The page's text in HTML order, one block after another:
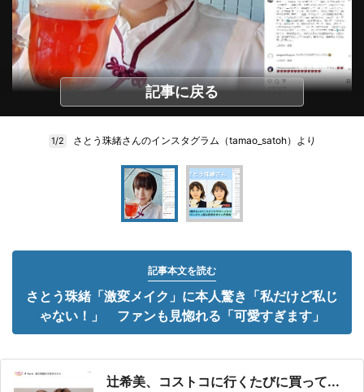
記事に戻る
1/2 さとう珠緒さんのインスタグラム（tamao_satoh）より
記事本文を読む
さとう珠緒「激変メイク」に本人驚き「私だけど私じ
ゃない！」 ファンも見惚れる「可愛すぎます」
辻希美、コストコに行くたびに買って...